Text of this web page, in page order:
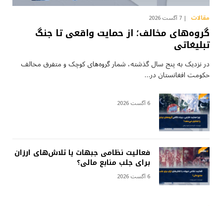
مقالات 7 آگست 2026
گروه‌های مخالف؛ از حمایت واقعی تا جنگ
تبلیغاتی
در نزدیک به پنج سال گذشته، شمار گروه‌های کوچک و متفرق مخالف
حکومت افغانستان در…
6 آگست 2026
فعالیت نظامی جبهات یا تلاش‌های ارزان
برای جلب منابع مالی؟
6 آگست 2026